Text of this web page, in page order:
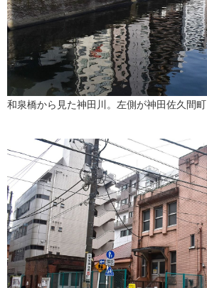
和泉橋から見た神田川。左側が神田佐久間町